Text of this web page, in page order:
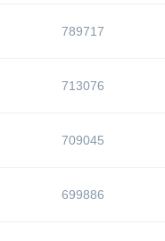
789717
713076
709045
699886